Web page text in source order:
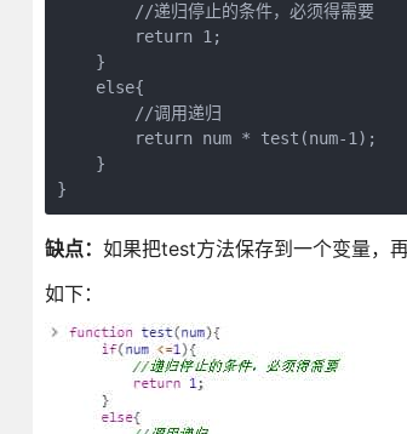
        //递归停止的条件，必须得需要
        return 1;
    }
    else{
        //调用递归
        return num * test(num-1);
    }
}
缺点： 如果把test方法保存到一个变量，
如下：